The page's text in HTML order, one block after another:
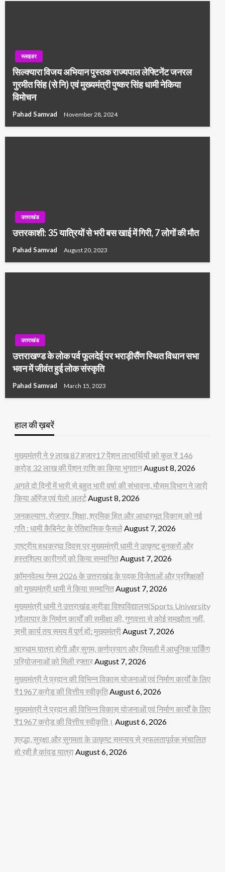
स्लाइडर
सिल्क्यारा विजय अभियान पुस्तक राज्यपाल लेफ्टिनेंट जनरल
गुरमीत सिंह (से नि) एवं मुख्यमंत्री पुष्कर सिंह धामी नेकिया
विमोचन
Pahad Samvad November 28, 2024
उत्तराखंड
उत्तरकाशी: 35 यात्रियों से भरी बस खाई में गिरी, 7 लोगों की मौत
Pahad Samvad August 20, 2023
उत्तराखंड
उत्तराखण्ड के लोक पर्व फूलदेई पर भराड़ीसैंण स्थित विधान सभा
भवन में जीवंत हुई लोक संस्कृति
Pahad Samvad March 15, 2023
हाल की ख़बरें
मुख्यमंत्री ने 9 लाख 87 हजार17 पेंशन लाभार्थियों को कुल ₹ 146
करोड़ 32 लाख की पेंशन राशि का किया भुगतानAugust 8, 2026
अगले दो दिनों में भारी से बहुत भारी वर्षा की संभावना, मौसम विभाग ने जारी
किया ऑरेंज एवं येलो अलर्टAugust 8, 2026
जनकल्याण, रोजगार, शिक्षा, श्रमिक हित और आधारभूत विकास को नई
गति : धामी कैबिनेट के ऐतिहासिक फैसलेAugust 7, 2026
राष्ट्रीय हथकरघा दिवस पर मुख्यमंत्री धामी ने उत्कृष्ट बुनकरों और
हस्तशिल्प कारीगरों को किया सम्मानितAugust 7, 2026
कॉमनवेल्थ गेम्स 2026 के उत्तराखंड के पदक विजेताओं और प्रशिक्षकों
को मुख्यमंत्री धामी ने किया सम्मानितAugust 7, 2026
मुख्यमंत्री धामी ने उत्तराखंड क्रीड़ा विश्वविद्यालय(Sports University
)गौलापार के निर्माण कार्यों की समीक्षा की, गुणवत्ता से कोई समझौता नहीं,
सभी कार्य तय समय में पूर्ण हों: मुख्यमंत्रीAugust 7, 2026
चारधाम यात्रा होगी और सुगम, कर्णप्रयाग और सिमली में आधुनिक पार्किंग
परियोजनाओं को मिली रफ्तारAugust 7, 2026
मुख्यमंत्री ने प्रदान की विभिन्न विकास योजनाओं एवं निर्माण कार्यों के लिए
₹1967 करोड़ की वित्तीय स्वीकृतिAugust 6, 2026
मुख्यमंत्री ने प्रदान की विभिन्न विकास योजनाओं एवं निर्माण कार्यों के लिए
₹1967 करोड़ की वित्तीय स्वीकृति। August 6, 2026
श्रद्धा, सुरक्षा और सुगमता के उत्कृष्ट समन्वय से सफलतापूर्वक संचालित
हो रही है कांवड़ यात्राAugust 6, 2026